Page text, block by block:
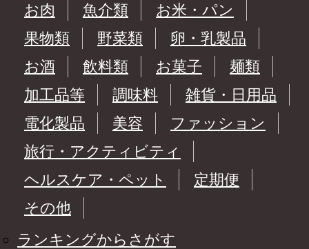
お肉
魚介類
お米・パン
果物類
野菜類
卵・乳製品
お酒
飲料類 お菓子
麺類
加工品等
調味料
雑貨・日用品
電化製品
美容
ファッション
旅行・アクティビティ
ヘルスケア・ペット
定期便
その他
ランキングからさがす